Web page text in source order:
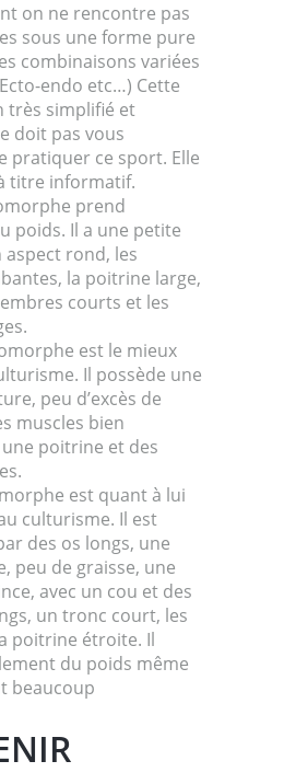
on ne rencontre pas
sous une forme pure
combinaisons variées
endo etc…) Cette
très simplifié et
doit pas vous
pratiquer ce sport. Elle
titre informatif.
prend
poids. Il a une petite
rond, les
la poitrine large,
courts et les
est le mieux
Il possède une
peu d’excès de
muscles bien
poitrine et des
est quant à lui
culturisme. Il est
des os longs, une
peu de graisse, une
avec un cou et des
un tronc court, les
poitrine étroite. Il
du poids même
beaucoup